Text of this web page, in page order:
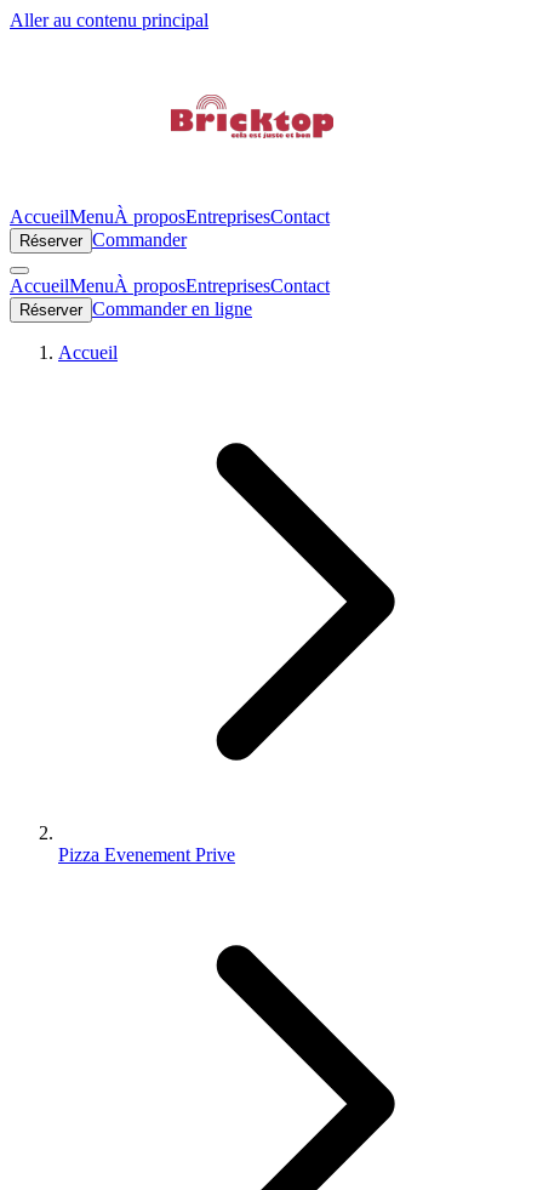
Aller au contenu principal
AccueilMenuÀ proposEntreprisesContact
Réserver Commander
AccueilMenuÀ proposEntreprisesContact
Réserver Commander en ligne
Accueil
Pizza Evenement Prive